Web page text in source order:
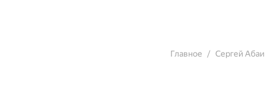
Главное Сергей